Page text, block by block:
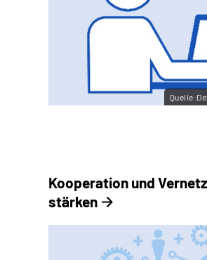
Kooperation und
stärken